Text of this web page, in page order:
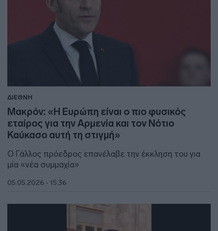
ΔΙΕΘΝΗ
Μακρόν: «Η Ευρώπη είναι ο πιο φυσικός
εταίρος για την Αρμενία και τον Νότιο
Καύκασο αυτή τη στιγμή»
O Γάλλος πρόεδρος επανέλαβε την έκκληση του για
μία «νέα συμμαχία»
05.05.2026 - 15:36